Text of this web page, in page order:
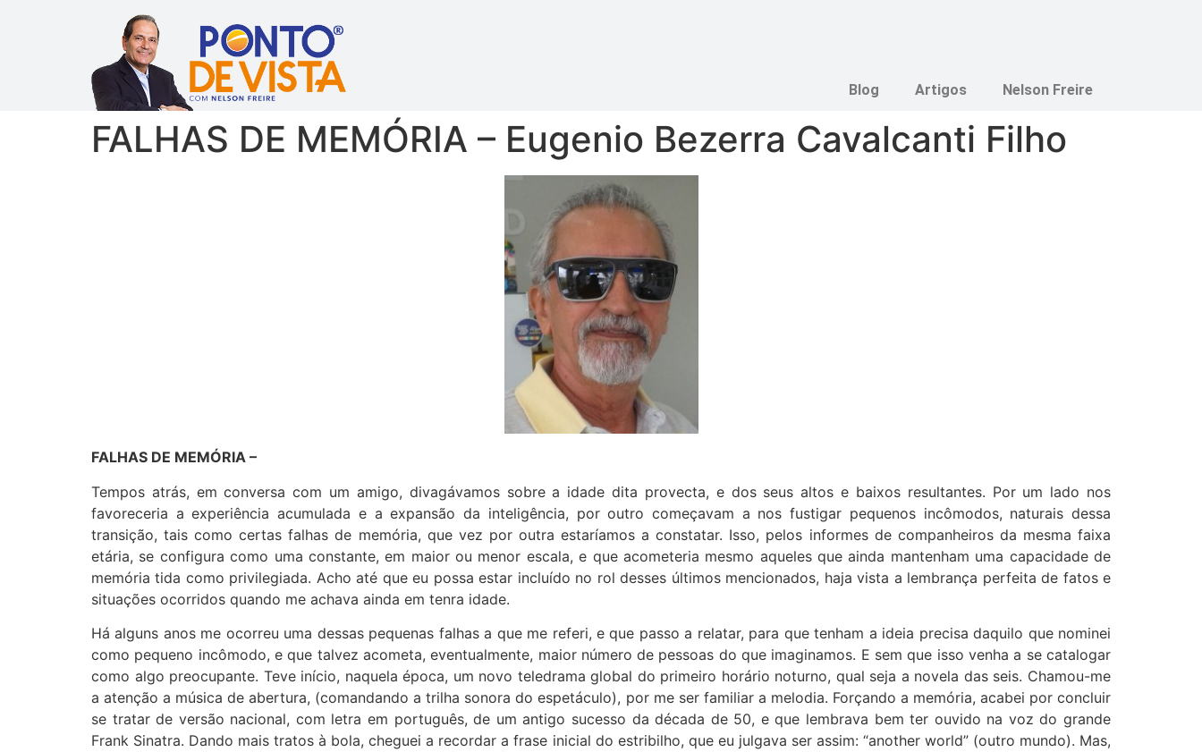
Blog Artigos Nelson Freire
FALHAS DE MEMÓRIA – Eugenio Bezerra Cavalcanti Filho
FALHAS DE MEMÓRIA –
Tempos atrás, em conversa com um amigo, divagávamos sobre a idade dita provecta, e dos seus altos e baixos resultantes. Por um lado nos
favoreceria a experiência acumulada e a expansão da inteligência, por outro começavam a nos fustigar pequenos incômodos, naturais dessa
transição, tais como certas falhas de memória, que vez por outra estaríamos a constatar. Isso, pelos informes de companheiros da mesma faixa
etária, se configura como uma constante, em maior ou menor escala, e que acometeria mesmo aqueles que ainda mantenham uma capacidade de
memória tida como privilegiada. Acho até que eu possa estar incluído no rol desses últimos mencionados, haja vista a lembrança perfeita de fatos e
situações ocorridos quando me achava ainda em tenra idade.
Há alguns anos me ocorreu uma dessas pequenas falhas a que me referi, e que passo a relatar, para que tenham a ideia precisa daquilo que nominei
como pequeno incômodo, e que talvez acometa, eventualmente, maior número de pessoas do que imaginamos. E sem que isso venha a se catalogar
como algo preocupante. Teve início, naquela época, um novo teledrama global do primeiro horário noturno, qual seja a novela das seis. Chamou-me
a atenção a música de abertura, (comandando a trilha sonora do espetáculo), por me ser familiar a melodia. Forçando a memória, acabei por concluir
se tratar de versão nacional, com letra em português, de um antigo sucesso da década de 50, e que lembrava bem ter ouvido na voz do grande
Frank Sinatra. Dando mais tratos à bola, cheguei a recordar a frase inicial do estribilho, que eu julgava ser assim: “another world” (outro mundo). Mas,